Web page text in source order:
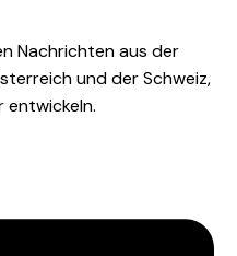
Nachrichten aus der
und der Schweiz,
entwickeln.